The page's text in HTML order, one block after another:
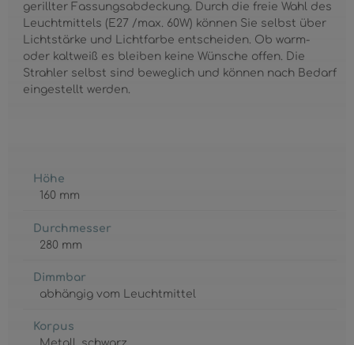
gerillter Fassungsabdeckung. Durch die freie Wahl des
Leuchtmittels (E27 /max. 60W) können Sie selbst über
Lichtstärke und Lichtfarbe entscheiden. Ob warm-
oder kaltweiß es bleiben keine Wünsche offen. Die
Strahler selbst sind beweglich und können nach Bedarf
eingestellt werden.
Höhe
160 mm
Durchmesser
280 mm
Dimmbar
abhängig vom Leuchtmittel
Korpus